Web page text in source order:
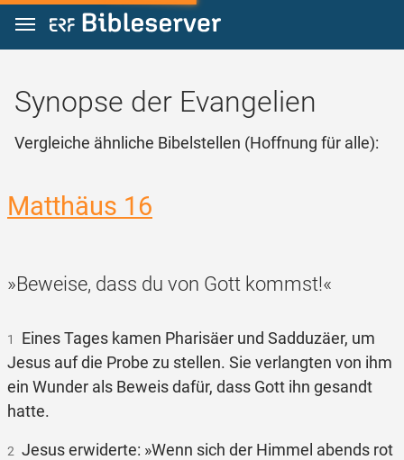
Zum Inhalt springen
Synopse der Evangelien
Vergleiche ähnliche Bibelstellen (Hoffnung für alle):
Matthäus 16
»Beweise, dass du von Gott kommst!«
1
Eines Tages kamen Pharisäer und Sadduzäer, um
Jesus auf die Probe zu stellen. Sie verlangten von ihm
ein Wunder als Beweis dafür, dass Gott ihn gesandt
hatte.
2 Jesus erwiderte: »Wenn sich der Himmel abends rot